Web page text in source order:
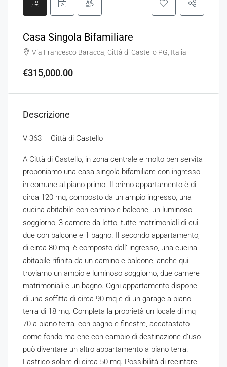
Casa Singola Bifamiliare
Via Francesco Baracca, Città di Castello PG, Italia
€315,000.00
Descrizione
V 363 – Città di Castello
A Città di Castello, in zona centrale e molto ben servita
proponiamo una casa singola bifamiliare con ingresso
in comune al piano primo. Il primo appartamento è di
circa 120 mq, composto da un ampio ingresso, una
cucina abitabile con camino e balcone, un luminoso
soggiorno, 3 camere da letto, tutte matrimoniali di cui
due con balcone e 1 bagno. Il secondo appartamento,
di circa 80 mq, è composto dall’ ingresso, una cucina
abitabile rifinita da un camino e balcone, anche qui
troviamo un ampio e luminoso soggiorno, due camere
matrimoniali e un bagno. Ogni appartamento dispone
di una soffitta di circa 90 mq e di un garage a piano
terra di 18 mq. Completa la proprietà un locale di mq
70 a piano terra, con bagno e finestre, accatastato
come fondo ma che con cambio di destinazione d’uso
può diventare un altro appartamento a piano terra.
Lastrico solare di circa 50 mq. Possibilità di recintare